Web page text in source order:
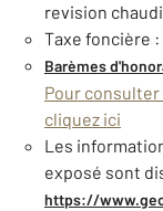
revision
Taxe foncière :
Barèmes
Pour
cliquez ici
Les
exposé sont
https://